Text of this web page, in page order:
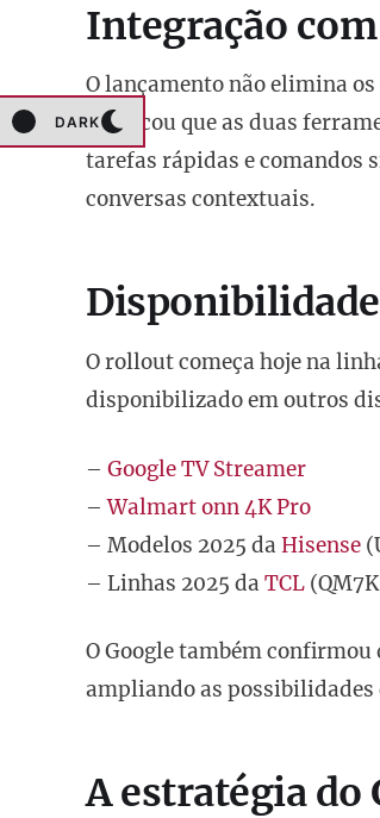
DARK
Integração
O lançamento não elimina
destacou que as duas
tarefas rápidas e comandos
conversas contextuais.
O rollout começa hoje na
disponibilizado em outros
– Google TV Streamer
–Walmart onn 4K Pro
– Modelos 2025 da Hisense
– Linhas 2025 da TCL
O Google também
ampliando as possibilidades
A estratégia do